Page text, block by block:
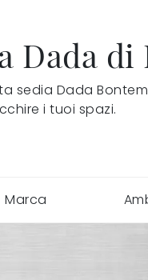
Dada
sedia Dada
i tuoi spazi.
Marca